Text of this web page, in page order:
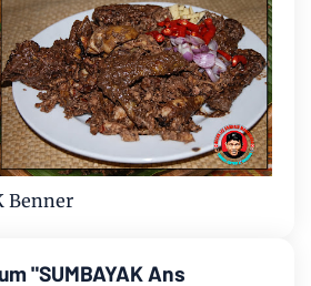
Benner
"SUMBAYAK Ans